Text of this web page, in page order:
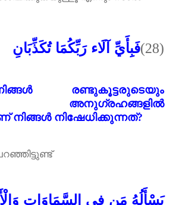
فَبِأَيِّ آلَاء رَبِّكُمَا تُكَذِّبَانِ(28)
രണ്ടുകൂട്ടരുടെയും
അനുഗ്രഹങ്ങളിൽ
നിഷേധിക്കുന്നത്?
يَسْأَلُهُ مَن فِي السَّمَاوَاتِ